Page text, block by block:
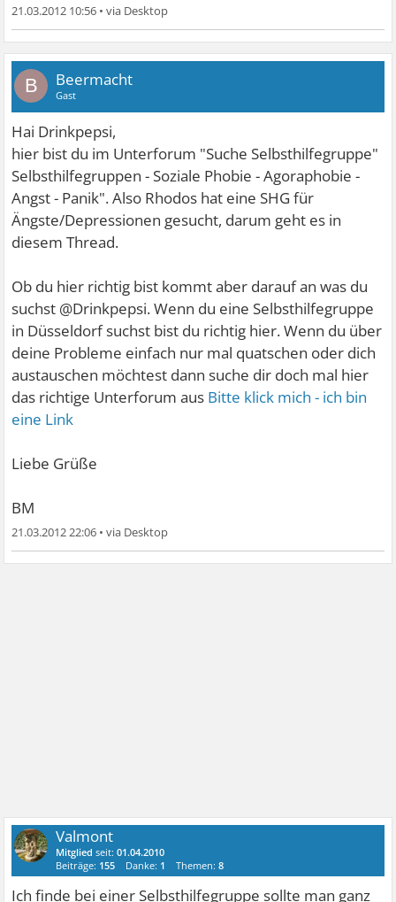
21.03.2012 10:56 •
B Beermacht
Gast
Hai Drinkpepsi,
hier bist du im Unterforum "Suche Selbsthilfegruppe"
Selbsthilfegruppen - Soziale Phobie - Agoraphobie -
Angst - Panik". Also Rhodos hat eine SHG für
Ängste/Depressionen gesucht, darum geht es in
diesem Thread.
Ob du hier richtig bist kommt aber darauf an was du
suchst @Drinkpepsi. Wenn du eine Selbsthilfegruppe
in Düsseldorf suchst bist du richtig hier. Wenn du über
deine Probleme einfach nur mal quatschen oder dich
austauschen möchtest dann suche dir doch mal hier
das richtige Unterforum aus Bitte klick mich - ich bin
eine Link
Liebe Grüße
BM
21.03.2012 22:06 •
Valmont
Mitglied seit:01.04.2010
Beiträge: 155 Danke: 1 Themen:8
Ich finde bei einer Selbsthilfegruppe sollte man ganz